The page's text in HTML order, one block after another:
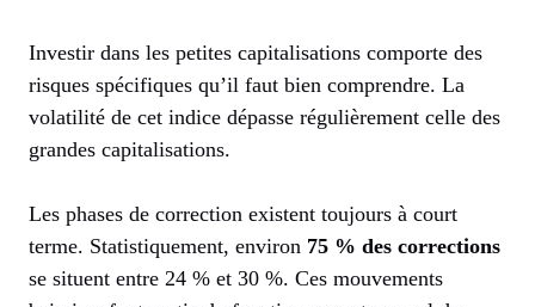
Investir dans les petites capitalisations comporte des
risques spécifiques qu’il faut bien comprendre. La
volatilité de cet indice dépasse régulièrement celle des
grandes capitalisations.
Les phases de correction existent toujours à court
terme. Statistiquement, environ 75 % des corrections
se situent entre 24 % et 30 %. Ces mouvements